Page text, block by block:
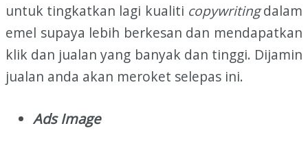
untuk tingkatkan lagi kualiti copywritingdalam
emel supaya lebih berkesan dan mendapatkan
klik dan jualan yang banyak dan tinggi. Dijamin
jualan anda akan meroket selepas ini.
Ads Image